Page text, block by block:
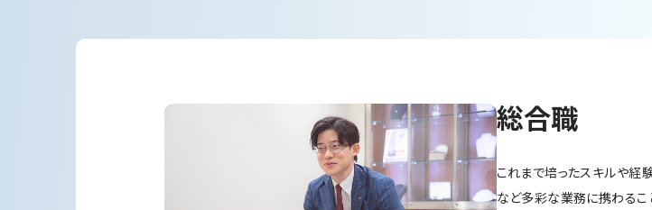
総合職
これまで培ったスキルや経
など多彩な業務に携わるこ